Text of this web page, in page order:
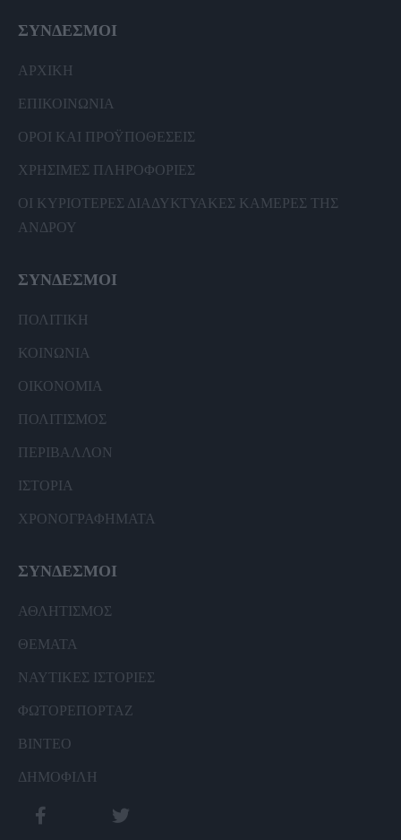
ΣΥΝΔΕΣΜΟΙ
ΑΡΧΙΚΗ
ΕΠΙΚΟΙΝΩΝΙΑ
ΟΡΟΙ ΚΑΙ ΠΡΟΫΠΟΘΕΣΕΙΣ
ΧΡΗΣΙΜΕΣ ΠΛΗΡΟΦΟΡΙΕΣ
ΟΙ ΚΥΡΙΟΤΕΡΕΣ ΔΙΑΔΥΚΤΥΑΚΕΣ ΚΑΜΕΡΕΣ ΤΗΣ
ΑΝΔΡΟΥ
ΣΥΝΔΕΣΜΟΙ
ΠΟΛΙΤΙΚΗ
ΚΟΙΝΩΝΙΑ
ΟΙΚΟΝΟΜΙΑ
ΠΟΛΙΤΙΣΜΟΣ
ΠΕΡΙΒΑΛΛΟΝ
ΙΣΤΟΡΙΑ
ΧΡΟΝΟΓΡΑΦΗΜΑΤΑ
ΣΥΝΔΕΣΜΟΙ
ΑΘΛΗΤΙΣΜΟΣ
ΘΕΜΑΤΑ
ΝΑΥΤΙΚΕΣ ΙΣΤΟΡΙΕΣ
ΦΩΤΟΡΕΠΟΡΤΑΖ
ΒΙΝΤΕΟ
ΔΗΜΟΦΙΛΗ